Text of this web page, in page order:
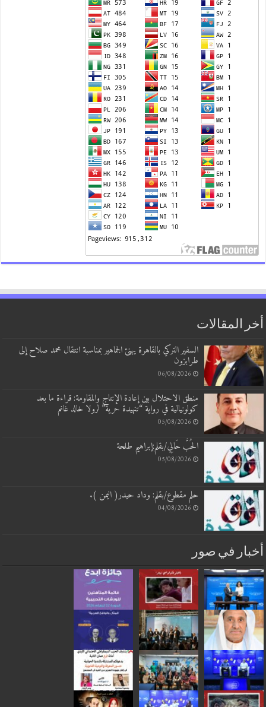
المقالات
السفير التركي بالقاهرة يهنئ الجماهير بمناسبة انتقال محمد صلاح إلى
طرابزون
06/08/2026
منطق الاحتلال بين إعادة الإنتاج والمقاومة: قراءة ما بعد
كولونيالية في رواية “تنهيدة حرية” لرولا خالد غانم
05/08/2026
الحُبَّ حَالِي/بقلم:إبراهيم طلحة
05/08/2026
حلم مقطوع/بقلم: وداد حيدر( اليمن ).
04/08/2026
في صور